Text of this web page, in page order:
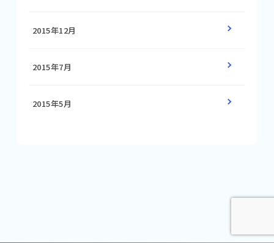
2015年12月
2015年7月
2015年5月